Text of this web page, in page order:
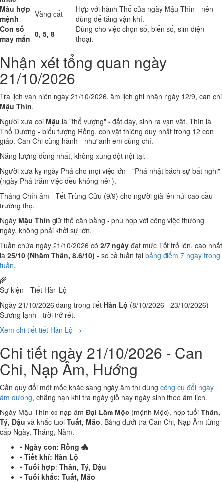
Màu hợp
mệnh
Vàng đất
Hợp với hành Thổ của ngày Mậu Thìn - nên
dùng để tăng vận khí.
Con số
may mắn 0, 5, 8
Dùng cho việc chọn số, biển số, sim điện
thoại.
Nhận xét tổng quan ngày
21/10/2026
Tra lịch vạn niên ngày 21/10/2026, âm lịch ghi nhận ngày 12/9, can chi
Mậu Thìn.
Người xưa coi Mậu là "thổ vượng" - đất dày, sinh ra vạn vật. Thìn là
Thổ Dương - biểu tượng Rồng, con vật thiêng duy nhất trong 12 con
giáp. Can Chi cùng hành - như anh em cùng chí.
Năng lượng đồng nhất, không xung đột nội tại.
Người xưa kỵ ngày Phá cho mọi việc lớn - "Phá nhật bách sự bất nghi"
(ngày Phá trăm việc đều không nên).
Tháng Chín âm - Tết Trùng Cửu (9/9) cho người già lên núi cao cầu
trường thọ.
Ngày Mậu Thìn giữ thế cân bằng - phù hợp với công việc thường
ngày, không phải khởi sự lớn.
Tuần chứa ngày 21/10/2026 có 2/7 ngày đạt mức Tốt trở lên, cao nhất
là 25/10 (Nhâm Thân, 8.6/10) - so cả tuần tại bảng điểm 7 ngày trong
tuần.
🌾
Sự kiện - Tiết Hàn Lộ
Ngày 21/10/2026 đang trong tiết Hàn Lộ (8/10/2026 - 23/10/2026) -
Sương lạnh - trời trở rét.
Xem chi tiết tiết Hàn Lộ →
Chi tiết ngày 21/10/2026 - Can
Chi, Nạp Âm, Hướng
Cần quy đổi một mốc khác sang ngày âm thì dùng công cụ đổi ngày
âm dương, chẳng hạn khi tra ngày giỗ hay ngày sinh theo âm lịch.
Ngày Mậu Thìn có nạp âm Đại Lâm Mộc (mệnh Mộc), hợp tuổi Thân,
Tý, Dậu và khắc tuổi Tuất, Mão. Bảng dưới tra Can Chi, Nạp Âm từng
cấp Ngày, Tháng, Năm.
• Ngày con: Rồng 🐲
• Tiết khí: Hàn Lộ
• Tuổi hợp: Thân, Tý, Dậu
• Tuổi khắc: Tuất, Mão